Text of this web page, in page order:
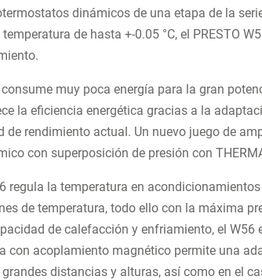
dinámicos de una etapa de la
de hasta +-0.05 °C, el PRESTO
muy poca energía para la gran
la eficiencia energética gracias a la
de rendimiento actual. Un nuevo juego de
con superposición de presión con
regula la temperatura en
de temperatura, todo ello con la máxima
de calefacción y enfriamiento, el
con acoplamiento magnético permite una
distancias y alturas, así como en el